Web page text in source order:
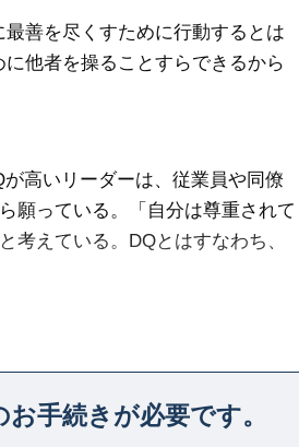
善を尽くすために行動するとは
他者を操ることすらできるから
高いリーダーは、従業員や同僚
願っている。「自分は尊重されて
考えている。DQとはすなわち、
お手続きが必要です。